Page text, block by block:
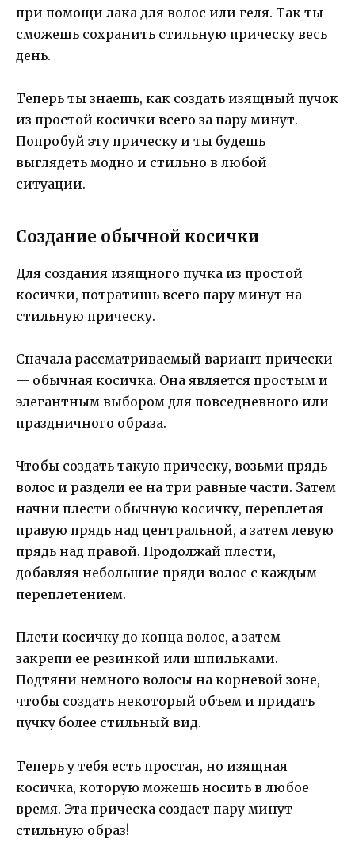
при помощи лака для волос или геля. Так ты
сможешь сохранить стильную прическу весь
день.
Теперь ты знаешь, как создать изящный пучок
из простой косички всего за пару минут.
Попробуй эту прическу и ты будешь
выглядеть модно и стильно в любой
ситуации.
Создание обычной косички
Для создания изящного пучка из простой
косички, потратишь всего пару минут на
стильную прическу.
Сначала рассматриваемый вариант прически
— обычная косичка. Она является простым и
элегантным выбором для повседневного или
праздничного образа.
Чтобы создать такую прическу, возьми прядь
волос и раздели ее на три равные части. Затем
начни плести обычную косичку, переплетая
правую прядь над центральной, а затем левую
прядь над правой. Продолжай плести,
добавляя небольшие пряди волос с каждым
переплетением.
Плети косичку до конца волос, а затем
закрепи ее резинкой или шпильками.
Подтяни немного волосы на корневой зоне,
чтобы создать некоторый объем и придать
пучку более стильный вид.
Теперь у тебя есть простая, но изящная
косичка, которую можешь носить в любое
время. Эта прическа создаст пару минут
стильную образ!